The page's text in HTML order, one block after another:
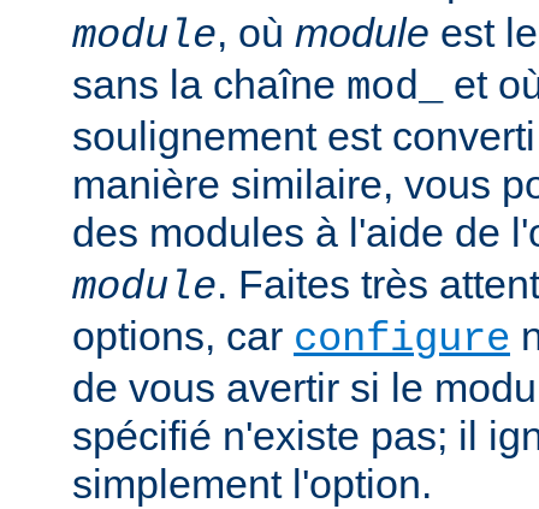
module, où module est
sans la chaîne mod_
et
soulignement est
manière similaire, vous
des modules à l'aide de
module. Faites très
options, car configure
de vous avertir si le
spécifié n'existe pas; il
simplement l'option.